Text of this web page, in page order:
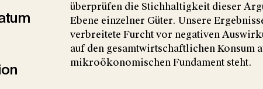
überprüfen die Stichhaltigkeit dieser
Ebene einzelner Güter. Unsere
verbreitete Furcht vor negativen
auf den gesamtwirtschaftlichen Konsum
mikroökonomischen Fundament steht.